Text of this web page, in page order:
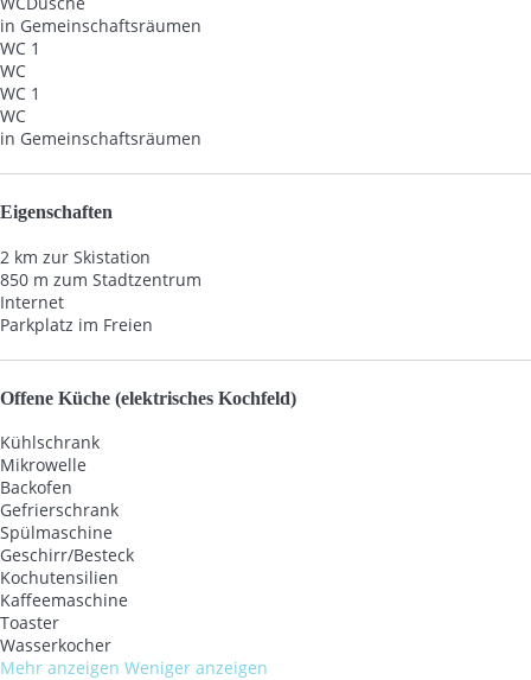
in Gemeinschaftsräumen
WC 1
WC
WC 1
WC
in Gemeinschaftsräumen
Eigenschaften
2 km zur Skistation
850 m zum Stadtzentrum
Internet
Parkplatz im Freien
Offene Küche (elektrisches Kochfeld)
Kühlschrank
Mikrowelle
Backofen
Gefrierschrank
Spülmaschine
Geschirr/Besteck
Kochutensilien
Kaffeemaschine
Toaster
Wasserkocher
Mehr anzeigen Weniger anzeigen